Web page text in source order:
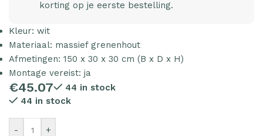
korting op je eerste bestelling.
Kleur: wit
Materiaal: massief grenenhout
Afmetingen: 150 x 30 x 30 cm (B x D x H)
Montage vereist: ja
€45.07
44 in stock
44 in stock
- +